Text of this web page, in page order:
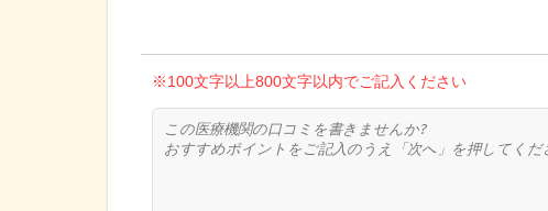
※100文字以上800文字以内でご記入ください